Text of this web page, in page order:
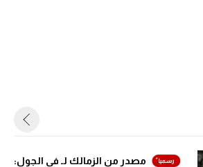
مصدر من الزمالك لـ في الجول: